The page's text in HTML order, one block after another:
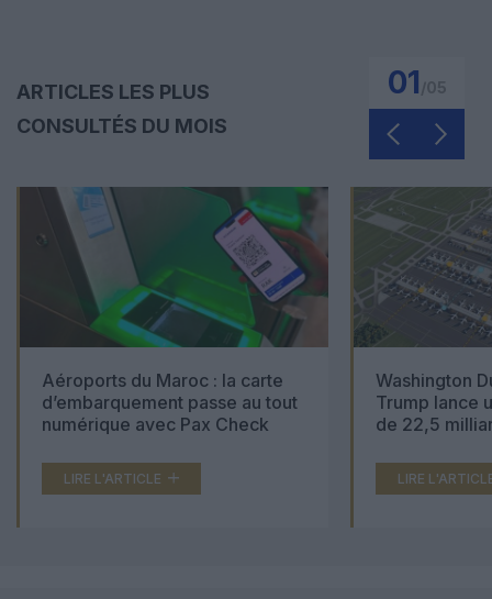
ARTICLES LES PLUS
CONSULTÉS DU MOIS
01
Aéroports du Maroc : la carte
d’embarquement passe au tout
numérique avec Pax Check
LIRE L'ARTICLE
Washington
Trump lance
de 22,5
LIRE